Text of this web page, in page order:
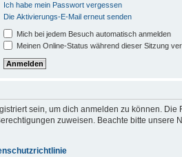
Ich habe mein Passwort vergessen
Die Aktivierungs-E-Mail erneut senden
Mich bei jedem Besuch automatisch anmelden
Meinen Online-Status während dieser Sitzung
sein, um dich anmelden zu können.
zuweisen. Beachte bitte